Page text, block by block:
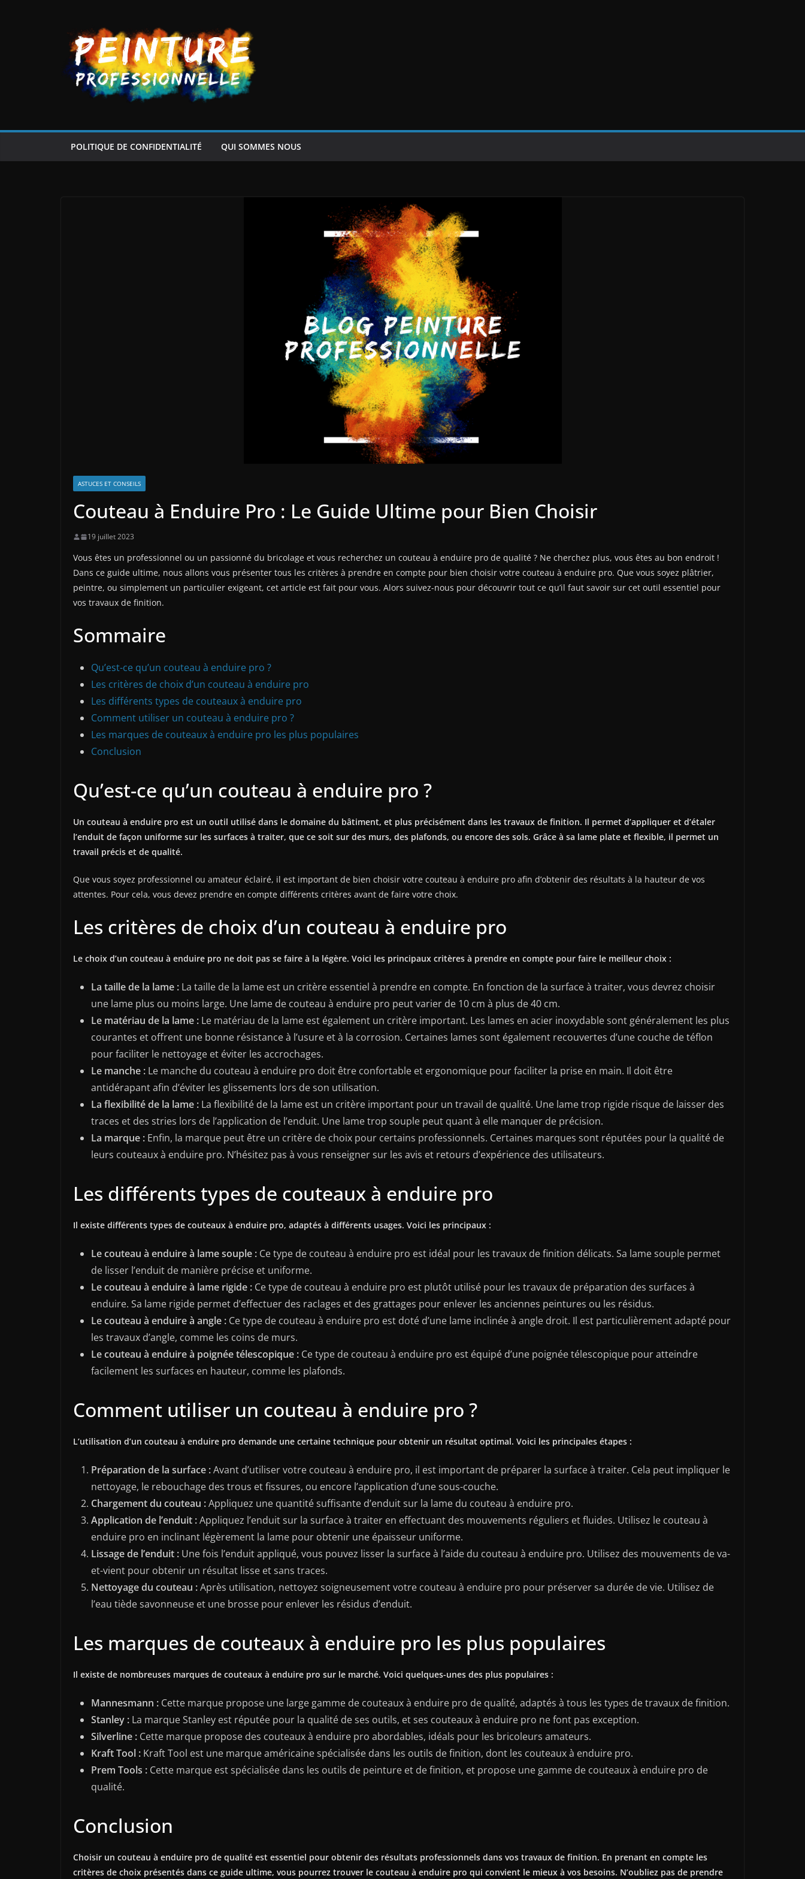
POLITIQUE DE CONFIDENTIALITÉ QUI SOMMES NOUS
ASTUCES ET CONSEILS
Couteau à Enduire Pro : Le Guide Ultime pour Bien Choisir
19 juillet 2023
Vous êtes un professionnel ou un passionné du bricolage et vous recherchez un couteau à enduire pro de qualité ? Ne cherchez plus, vous êtes au bon endroit !
Dans ce guide ultime, nous allons vous présenter tous les critères à prendre en compte pour bien choisir votre couteau à enduire pro. Que vous soyez plâtrier,
peintre, ou simplement un particulier exigeant, cet article est fait pour vous. Alors suivez-nous pour découvrir tout ce qu’il faut savoir sur cet outil essentiel pour
vos travaux de finition.
Sommaire
Qu’est-ce qu’un couteau à enduire pro ?
Les critères de choix d’un couteau à enduire pro
Les différents types de couteaux à enduire pro
Comment utiliser un couteau à enduire pro ?
Les marques de couteaux à enduire pro les plus populaires
Conclusion
Qu’est-ce qu’un couteau à enduire pro ?
Un couteau à enduire pro est un outil utilisé dans le domaine du bâtiment, et plus précisément dans les travaux de finition. Il permet d’appliquer et d’étaler
l’enduit de façon uniforme sur les surfaces à traiter, que ce soit sur des murs, des plafonds, ou encore des sols. Grâce à sa lame plate et flexible, il permet un
travail précis et de qualité.
Que vous soyez professionnel ou amateur éclairé, il est important de bien choisir votre couteau à enduire pro afin d’obtenir des résultats à la hauteur de vos
attentes. Pour cela, vous devez prendre en compte différents critères avant de faire votre choix.
Les critères de choix d’un couteau à enduire pro
Le choix d’un couteau à enduire pro ne doit pas se faire à la légère. Voici les principaux critères à prendre en compte pour faire le meilleur choix :
La taille de la lame : La taille de la lame est un critère essentiel à prendre en compte. En fonction de la surface à traiter, vous devrez choisir
une lame plus ou moins large. Une lame de couteau à enduire pro peut varier de 10 cm à plus de 40 cm.
Le matériau de la lame : Le matériau de la lame est également un critère important. Les lames en acier inoxydable sont généralement les plus
courantes et offrent une bonne résistance à l’usure et à la corrosion. Certaines lames sont également recouvertes d’une couche de téflon
pour faciliter le nettoyage et éviter les accrochages.
Le manche : Le manche du couteau à enduire pro doit être confortable et ergonomique pour faciliter la prise en main. Il doit être
antidérapant afin d’éviter les glissements lors de son utilisation.
La flexibilité de la lame : La flexibilité de la lame est un critère important pour un travail de qualité. Une lame trop rigide risque de laisser des
traces et des stries lors de l’application de l’enduit. Une lame trop souple peut quant à elle manquer de précision.
La marque : Enfin, la marque peut être un critère de choix pour certains professionnels. Certaines marques sont réputées pour la qualité de
leurs couteaux à enduire pro. N’hésitez pas à vous renseigner sur les avis et retours d’expérience des utilisateurs.
Les différents types de couteaux à enduire pro
Il existe différents types de couteaux à enduire pro, adaptés à différents usages. Voici les principaux :
Le couteau à enduire à lame souple : Ce type de couteau à enduire pro est idéal pour les travaux de finition délicats. Sa lame souple permet
de lisser l’enduit de manière précise et uniforme.
Le couteau à enduire à lame rigide : Ce type de couteau à enduire pro est plutôt utilisé pour les travaux de préparation des surfaces à
enduire. Sa lame rigide permet d’effectuer des raclages et des grattages pour enlever les anciennes peintures ou les résidus.
Le couteau à enduire à angle : Ce type de couteau à enduire pro est doté d’une lame inclinée à angle droit. Il est particulièrement adapté pour
les travaux d’angle, comme les coins de murs.
Le couteau à enduire à poignée télescopique : Ce type de couteau à enduire pro est équipé d’une poignée télescopique pour atteindre
facilement les surfaces en hauteur, comme les plafonds.
Comment utiliser un couteau à enduire pro ?
L’utilisation d’un couteau à enduire pro demande une certaine technique pour obtenir un résultat optimal. Voici les principales étapes :
Préparation de la surface :Avant d’utiliser votre couteau à enduire pro, il est important de préparer la surface à traiter. Cela peut impliquer le
nettoyage, le rebouchage des trous et fissures, ou encore l’application d’une sous-couche.
Chargement du couteau :Appliquez une quantité suffisante d’enduit sur la lame du couteau à enduire pro.
Application de l’enduit :Appliquez l’enduit sur la surface à traiter en effectuant des mouvements réguliers et fluides. Utilisez le couteau à
enduire pro en inclinant légèrement la lame pour obtenir une épaisseur uniforme.
Lissage de l’enduit : Une fois l’enduit appliqué, vous pouvez lisser la surface à l’aide du couteau à enduire pro. Utilisez des mouvements de va-
et-vient pour obtenir un résultat lisse et sans traces.
Nettoyage du couteau :Après utilisation, nettoyez soigneusement votre couteau à enduire pro pour préserver sa durée de vie. Utilisez de
l’eau tiède savonneuse et une brosse pour enlever les résidus d’enduit.
Les marques de couteaux à enduire pro les plus populaires
Il existe de nombreuses marques de couteaux à enduire pro sur le marché. Voici quelques-unes des plus populaires :
Mannesmann : Cette marque propose une large gamme de couteaux à enduire pro de qualité, adaptés à tous les types de travaux de finition.
Stanley : La marque Stanley est réputée pour la qualité de ses outils, et ses couteaux à enduire pro ne font pas exception.
Silverline : Cette marque propose des couteaux à enduire pro abordables, idéals pour les bricoleurs amateurs.
Kraft Tool : Kraft Tool est une marque américaine spécialisée dans les outils de finition, dont les couteaux à enduire pro.
Prem Tools : Cette marque est spécialisée dans les outils de peinture et de finition, et propose une gamme de couteaux à enduire pro de
qualité.
Conclusion
Choisir un couteau à enduire pro de qualité est essentiel pour obtenir des résultats professionnels dans vos travaux de finition. En prenant en compte les
critères de choix présentés dans ce guide ultime, vous pourrez trouver le couteau à enduire pro qui convient le mieux à vos besoins. N’oubliez pas de prendre